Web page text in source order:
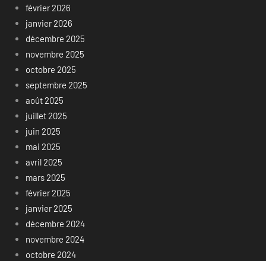
février 2026
janvier 2026
décembre 2025
novembre 2025
octobre 2025
septembre 2025
août 2025
juillet 2025
juin 2025
mai 2025
avril 2025
mars 2025
février 2025
janvier 2025
décembre 2024
novembre 2024
octobre 2024